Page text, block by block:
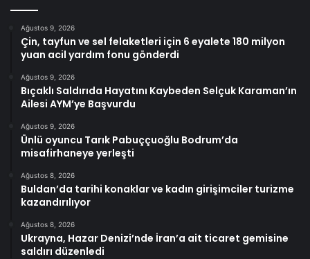
Ağustos 9, 2026
Çin, tayfun ve sel felaketleri için 6 eyalete 180 milyon
yuan acil yardım fonu gönderdi
Ağustos 9, 2026
Bıçaklı Saldırıda Hayatını Kaybeden Selçuk Karaman’ın
Ailesi AYM’ye Başvurdu
Ağustos 9, 2026
Ünlü oyuncu Tarık Pabuççuoğlu Bodrum’da
misafirhaneye yerleşti
Ağustos 8, 2026
Buldan’da tarihi konaklar ve kadın girişimciler turizme
kazandırılıyor
Ağustos 8, 2026
Ukrayna, Hazar Denizi’nde İran’a ait ticaret gemisine
saldırı düzenledi